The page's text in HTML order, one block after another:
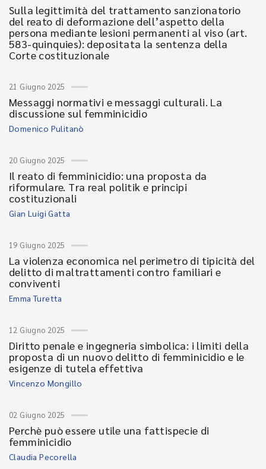
Sulla legittimità del trattamento sanzionatorio
del reato di deformazione dell’aspetto della
persona mediante lesioni permanenti al viso (art.
583-quinquies): depositata la sentenza della
Corte costituzionale
21 Giugno 2025
Messaggi normativi e messaggi culturali. La
discussione sul femminicidio
Domenico Pulitanò
20 Giugno 2025
Il reato di femminicidio: una proposta da
riformulare. Tra real politik e principi
costituzionali
Gian Luigi Gatta
19 Giugno 2025
La violenza economica nel perimetro di tipicità del
delitto di maltrattamenti contro familiari e
conviventi
Emma Turetta
12 Giugno 2025
Diritto penale e ingegneria simbolica: i limiti della
proposta di un nuovo delitto di femminicidio e le
esigenze di tutela effettiva
Vincenzo Mongillo
02 Giugno 2025
Perchè può essere utile una fattispecie di
femminicidio
Claudia Pecorella